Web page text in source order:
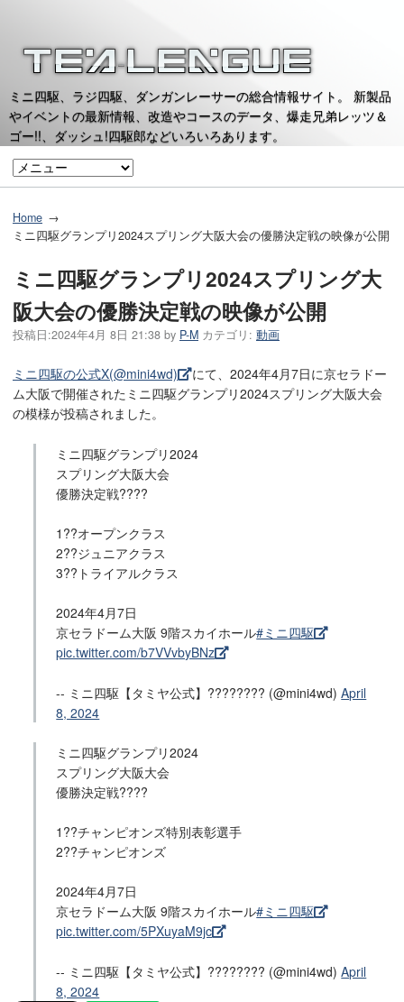
ミニ四駆、ラジ四駆、ダンガンレーサーの総合情報サイト。 新製品
やイベントの最新情報、改造やコースのデータ、爆走兄弟レッツ＆
ゴー!!、ダッシュ!四駆郎などいろいろあります。
Home
ミニ四駆グランプリ2024スプリング大阪大会の優勝決定戦の映像が公開
ミニ四駆グランプリ2024スプリング大
阪大会の優勝決定戦の映像が公開
投稿日:2024年4月 8日 21:38 by P-M カテゴリ: 動画
ミニ四駆の公式X(@mini4wd)
にて、2024年4月7日に京セラドー
ム大阪で開催されたミニ四駆グランプリ2024スプリング大阪大会
の模様が投稿されました。
ミニ四駆グランプリ2024
スプリング大阪大会
優勝決定戦????
1??オープンクラス
2??ジュニアクラス
3??トライアルクラス
2024年4月7日
京セラドーム大阪 9階スカイホール#ミニ四駆
pic.twitter.com/b7VVvbyBNz
-- ミニ四駆【タミヤ公式】???????? (@mini4wd)April
8, 2024
ミニ四駆グランプリ2024
スプリング大阪大会
優勝決定戦????
1??チャンピオンズ特別表彰選手
2??チャンピオンズ
2024年4月7日
京セラドーム大阪 9階スカイホール#ミニ四駆
pic.twitter.com/5PXuyaM9jc
-- ミニ四駆【タミヤ公式】???????? (@mini4wd)April
8, 2024